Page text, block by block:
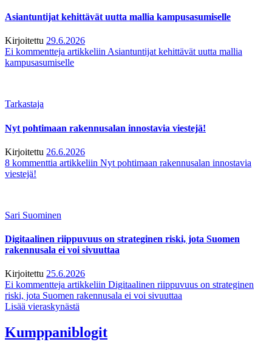
Asiantuntijat kehittävät uutta mallia kampusasumiselle
Kirjoitettu 29.6.2026
Ei kommentteja artikkeliin Asiantuntijat kehittävät uutta mallia
kampusasumiselle
Tarkastaja
Nyt pohtimaan rakennusalan innostavia viestejä!
Kirjoitettu 26.6.2026
8 kommenttia artikkeliin Nyt pohtimaan rakennusalan innostavia
viestejä!
Sari Suominen
Digitaalinen riippuvuus on strateginen riski, jota Suomen
rakennusala ei voi sivuuttaa
Kirjoitettu 25.6.2026
Ei kommentteja artikkeliin Digitaalinen riippuvuus on strateginen
riski, jota Suomen rakennusala ei voi sivuuttaa
Lisää vieraskynästä
Kumppaniblogit